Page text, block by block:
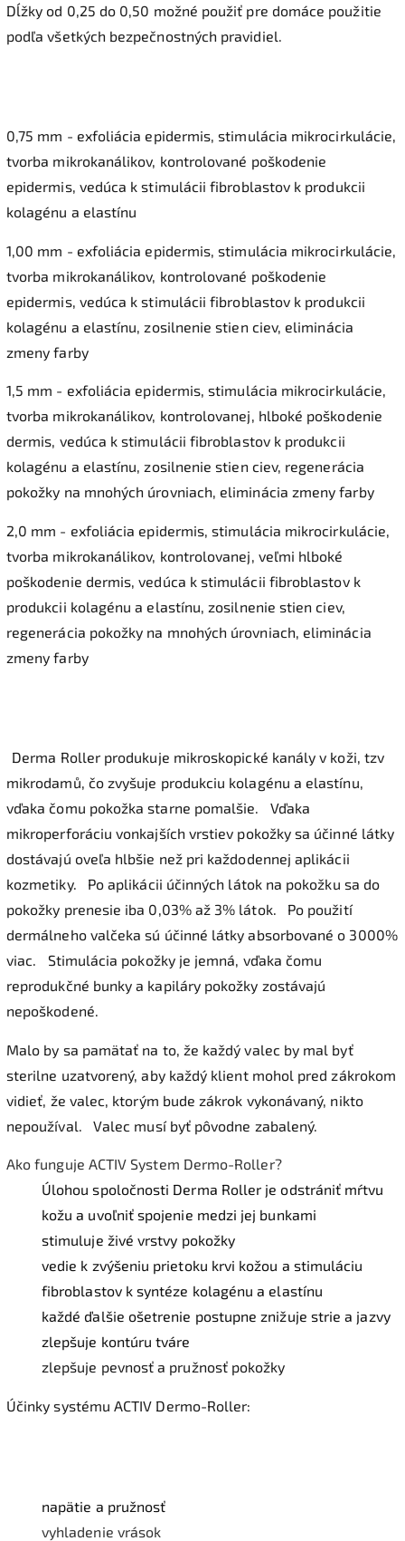
Dĺžky od 0,25 do 0,50 možné použiť pre domáce použitie
podľa všetkých bezpečnostných pravidiel.
0,75 mm - exfoliácia epidermis, stimulácia mikrocirkulácie,
tvorba mikrokanálikov, kontrolované poškodenie
epidermis, vedúca k stimulácii fibroblastov k produkcii
kolagénu a elastínu
1,00 mm - exfoliácia epidermis, stimulácia mikrocirkulácie,
tvorba mikrokanálikov, kontrolované poškodenie
epidermis, vedúca k stimulácii fibroblastov k produkcii
kolagénu a elastínu, zosilnenie stien ciev, eliminácia
zmeny farby
1,5 mm - exfoliácia epidermis, stimulácia mikrocirkulácie,
tvorba mikrokanálikov, kontrolovanej, hlboké poškodenie
dermis, vedúca k stimulácii fibroblastov k produkcii
kolagénu a elastínu, zosilnenie stien ciev, regenerácia
pokožky na mnohých úrovniach, eliminácia zmeny farby
2,0 mm - exfoliácia epidermis, stimulácia mikrocirkulácie,
tvorba mikrokanálikov, kontrolovanej, veľmi hlboké
poškodenie dermis, vedúca k stimulácii fibroblastov k
produkcii kolagénu a elastínu, zosilnenie stien ciev,
regenerácia pokožky na mnohých úrovniach, eliminácia
zmeny farby
Derma Roller produkuje mikroskopické kanály v koži, tzv
mikrodamů, čo zvyšuje produkciu kolagénu a elastínu,
vďaka čomu pokožka starne pomalšie.
Vďaka
mikroperforáciu vonkajších vrstiev pokožky sa účinné látky
dostávajú oveľa hlbšie než pri každodennej aplikácii
kozmetiky.
Po aplikácii účinných látok na pokožku sa do
pokožky prenesie iba 0,03% až 3% látok.
Po použití
dermálneho valčeka sú účinné látky absorbované o 3000%
viac.
Stimulácia pokožky je jemná, vďaka čomu
reprodukčné bunky a kapiláry pokožky zostávajú
nepoškodené.
Malo by sa pamätať na to, že každý valec by mal byť
sterilne uzatvorený, aby každý klient mohol pred zákrokom
vidieť, že valec, ktorým bude zákrok vykonávaný, nikto
nepoužíval.
Valec musí byť pôvodne zabalený.
Ako funguje ACTIV System Dermo-Roller?
Úlohou spoločnosti Derma Roller je odstrániť mŕtvu
kožu a uvoľniť spojenie medzi jej bunkami
stimuluje živé vrstvy pokožky
vedie k zvýšeniu prietoku krvi kožou a stimuláciu
fibroblastov k syntéze kolagénu a elastínu
každé ďalšie ošetrenie postupne znižuje strie a jazvy
zlepšuje kontúru tváre
zlepšuje pevnosť a pružnosť pokožky
Účinky systému ACTIV Dermo-Roller:
napätie a pružnosť
vyhladenie vrások